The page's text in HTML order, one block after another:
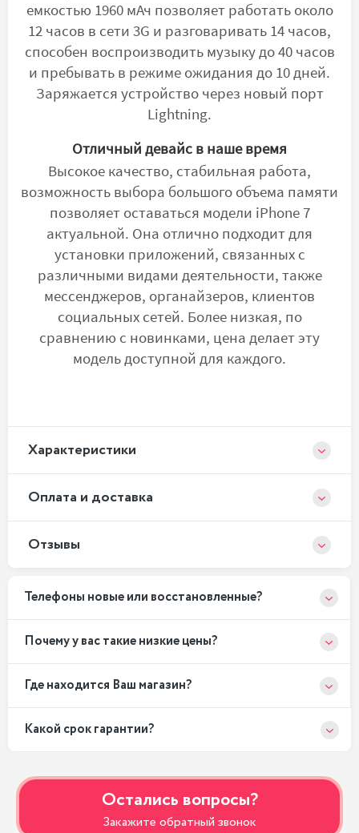
емкостью 1960 мАч позволяет работать около
12 часов в сети 3G и разговаривать 14 часов,
способен воспроизводить музыку до 40 часов
и пребывать в режиме ожидания до 10 дней.
Заряжается устройство через новый порт
Lightning.
Отличный девайс в наше время
Высокое качество, стабильная работа,
возможность выбора большого объема памяти
позволяет оставаться модели iPhone 7
актуальной. Она отлично подходит для
установки приложений, связанных с
различными видами деятельности, также
мессенджеров, органайзеров, клиентов
социальных сетей. Более низкая, по
сравнению с новинками, цена делает эту
модель доступной для каждого.
Xарактеристики
Оплата и доставка
Отзывы
Телефоны новые или восстановленные?
Почему у вас такие низкие цены?
Где находится Ваш магазин?
Какой срок гарантии?
Остались вопросы?
Закажите обратный звонок